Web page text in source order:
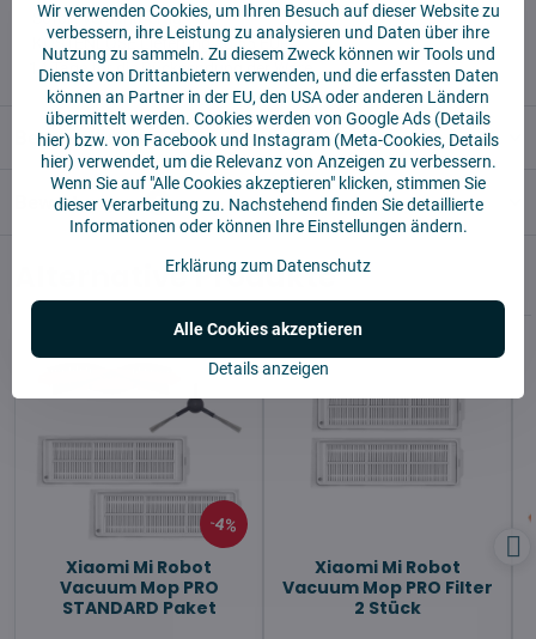
✅ Sofort versandfertig
✅ KOSTENLOSE Lieferung ab 55 EUR
✅14 Tage für die Rücksendung der Ware
Beschreibung
Bewertungen 0
Alternative Produkte
4%
Xiaomi Mi Robot
Vacuum Mop PRO
STANDARD Paket
Xiaomi Mi Robot
Vacuum Mop PRO Filter
2 Stück
Wir verwenden Cookies, um Ihren Besuch auf dieser Website zu
verbessern, ihre Leistung zu analysieren und Daten über ihre
Nutzung zu sammeln. Zu diesem Zweck können wir Tools und
Dienste von Drittanbietern verwenden, und die erfassten Daten
können an Partner in der EU, den USA oder anderen Ländern
übermittelt werden. Cookies werden von Google Ads (Details
hier) bzw. von Facebook und Instagram (Meta-Cookies, Details
hier) verwendet, um die Relevanz von Anzeigen zu verbessern.
Wenn Sie auf "Alle Cookies akzeptieren" klicken, stimmen Sie
dieser Verarbeitung zu. Nachstehend finden Sie detaillierte
Informationen oder können Ihre Einstellungen ändern.
Erklärung zum Datenschutz
Details anzeigen
Alle Cookies akzeptieren